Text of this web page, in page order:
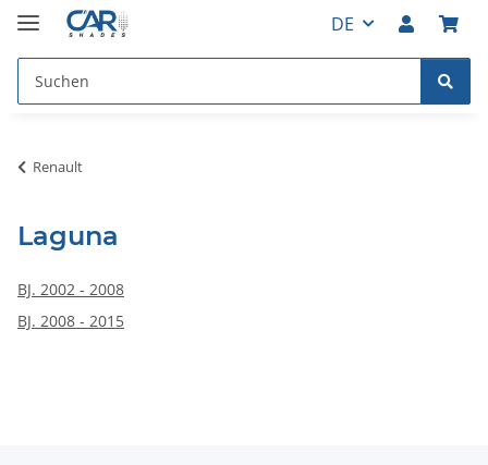
DE
Renault
Laguna
BJ. 2002 - 2008
BJ. 2008 - 2015